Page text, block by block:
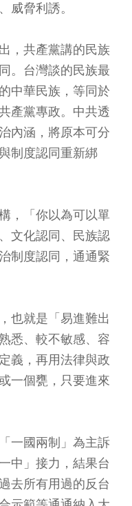
威脅利誘。
，共產黨講的民族
。台灣談的民族最
中華民族，等同於
產黨專政。中共透
內涵，將原本可分
制度認同重新綁
，「你以為可以單
文化認同、民族認
制度認同，通通緊
也就是「易進難出
悉、較不敏感、容
義，再用法律與政
一個甕，只要進來
一國兩制」為主訴
中」接力，結果台
去所有用過的反台